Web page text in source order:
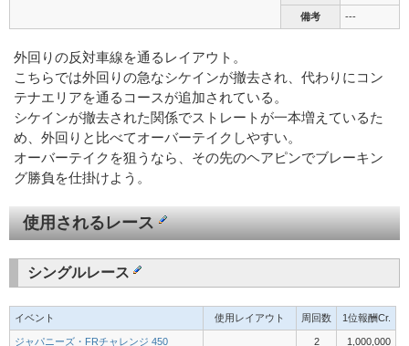
備考 ---
外回りの反対車線を通るレイアウト。
こちらでは外回りの急なシケインが撤去され、代わりにコン
テナエリアを通るコースが追加されている。
シケインが撤去された関係でストレートが一本増えているた
め、外回りと比べてオーバーテイクしやすい。
オーバーテイクを狙うなら、その先のヘアピンでブレーキン
グ勝負を仕掛けよう。
使用されるレース
シングルレース
イベント 使用レイアウト 周回数 1位報酬Cr.
ジャパニーズ・FRチャレンジ 450 2 1,000,000